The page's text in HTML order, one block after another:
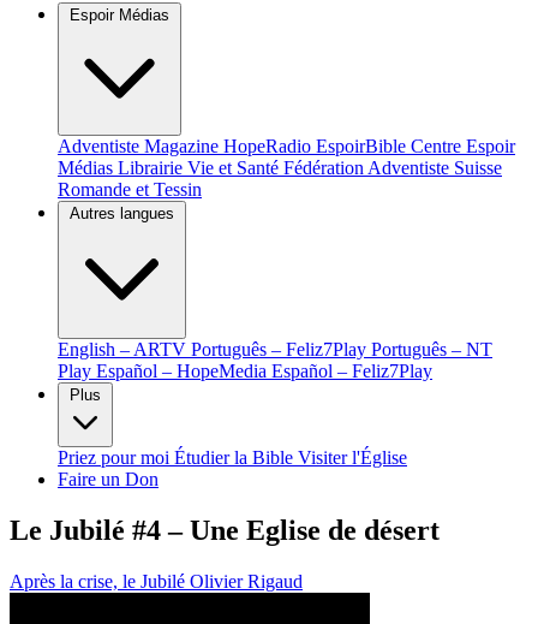
Espoir Médias
Adventiste Magazine HopeRadio EspoirBible Centre Espoir
Médias Librairie Vie et Santé Fédération Adventiste Suisse
Romande et Tessin
Autres langues
English – ARTV Português – Feliz7Play Português – NT
Play Español – HopeMedia Español – Feliz7Play
Plus
Priez pour moi Étudier la Bible Visiter l'Église
Faire un Don
Le Jubilé #4 – Une Eglise de désert
Après la crise, le Jubilé Olivier Rigaud